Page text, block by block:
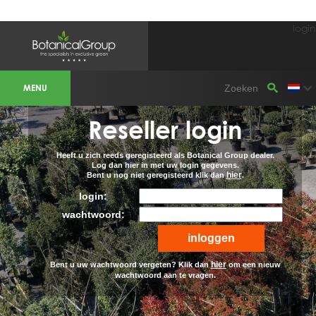
BOTANICALGROUP WERKGEBIEDEN &
WEBSITES
OLIJFBOOMSPECIALIST.NL
OLIJFBOOMSPECIALIST.BE
LESPECIALISTEDESOLIVIERS.FR
OLIVENBAUM.DE
DRZEWAOLIWNE.PL
OLIVETREESPECIALIST.COM
Bomen
BOMEN.NL
GROENBLIJVENDEBOMEN.NL
GROENBLIJVENDEBOMEN.BE
PALMBOMENSPECIALIST.NL
IMMERGRUENEBAEUME.DE
Botanicalgroup
BOTANICALGROUP.EU
BOTANICALGROUP.DE
BOTANICALGROUP.BE
login
MENU
Reseller login
Heeft u zich reeds geregisteerd als Botanical Group dealer.
Log dan hier in met uw login gegevens.
Bent u nog niet geregisteerd klik danhier.
login:
wachtwoord:
Bent u uw wachtwoord vergeten? Klik danhierom een nieuw
wachtwoord aan te vragen.